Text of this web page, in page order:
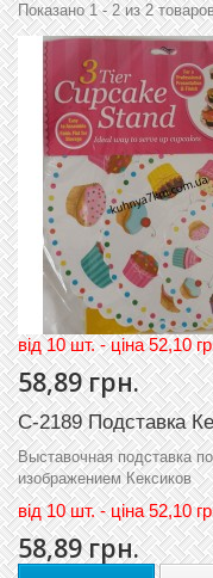
Показано 1 - 2 из 2
вiд 10 шт. - цiна 52,10
58,89 грн.
C-2189 Подставка
Выставочная подставка
изображением Кексиков
вiд10 шт. - цiна 52,10
58,89 грн.